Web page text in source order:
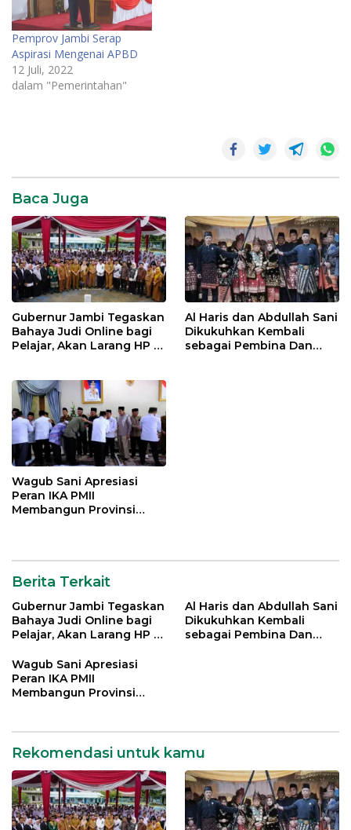
Pemprov Jambi Serap
Aspirasi Mengenai APBD
12 Juli, 2022
dalam "Pemerintahan"
SR28
Baca Juga
Gubernur Jambi Tegaskan
Bahaya Judi Online bagi
Pelajar, Akan Larang HP di
Al Haris dan Abdullah Sani
Dikukuhkan Kembali
sebagai Pembina Dan
Wagub Sani Apresiasi
Peran IKA PMII
Membangun Provinsi
Berita Terkait
Gubernur Jambi Tegaskan
Bahaya Judi Online bagi
Pelajar, Akan Larang HP di
Al Haris dan Abdullah Sani
Dikukuhkan Kembali
sebagai Pembina Dan
Wagub Sani Apresiasi
Peran IKA PMII
Membangun Provinsi
Rekomendasi untuk kamu